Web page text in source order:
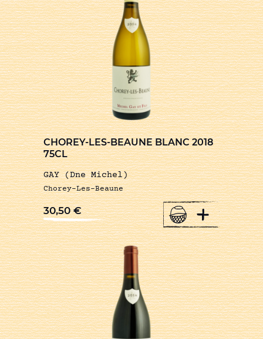
CHOREY-LES-BEAUNE BLANC 2018
75CL
GAY (Dne Michel)
Chorey-Les-Beaune
30,50€ +